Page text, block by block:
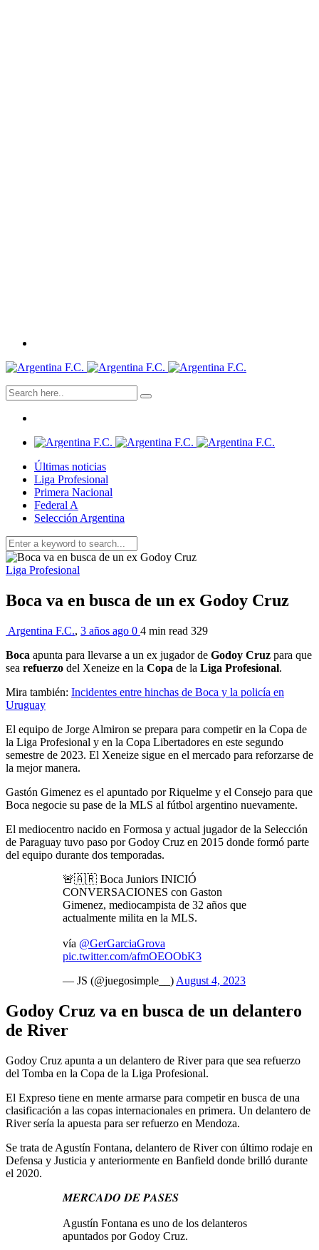
Últimas noticias
Liga Profesional
Primera Nacional
Federal A
Selección Argentina
Liga Profesional
Boca va en busca de un ex Godoy Cruz
Argentina F.C., 3 años ago 0 4 min read 329
Boca apunta para llevarse a un ex jugador de Godoy Cruz para que
sea refuerzo del Xeneize en la Copa de la Liga Profesional.
Mira también: Incidentes entre hinchas de Boca y la policía en
Uruguay
El equipo de Jorge Almiron se prepara para competir en la Copa de
la Liga Profesional y en la Copa Libertadores en este segundo
semestre de 2023. El Xeneize sigue en el mercado para reforzarse de
la mejor manera.
Gastón Gimenez es el apuntado por Riquelme y el Consejo para que
Boca negocie su pase de la MLS al fútbol argentino nuevamente.
El mediocentro nacido en Formosa y actual jugador de la Selección
de Paraguay tuvo paso por Godoy Cruz en 2015 donde formó parte
del equipo durante dos temporadas.
🚨🇦🇷 Boca Juniors INICIÓ
CONVERSACIONES con Gaston
Gimenez, mediocampista de 32 años que
actualmente milita en la MLS.
vía @GerGarciaGrova
pic.twitter.com/afmOEOObK3
— JS (@juegosimple__) August 4, 2023
Godoy Cruz va en busca de un delantero
de River
Godoy Cruz apunta a un delantero de River para que sea refuerzo
del Tomba en la Copa de la Liga Profesional.
El Expreso tiene en mente armarse para competir en busca de una
clasificación a las copas internacionales en primera. Un delantero de
River sería la apuesta para ser refuerzo en Mendoza.
Se trata de Agustín Fontana, delantero de River con último rodaje en
Defensa y Justicia y anteriormente en Banfield donde brilló durante
el 2020.
𝑴𝑬𝑹𝑪𝑨𝑫𝑶 𝑫𝑬 𝑷𝑨𝑺𝑬𝑺
Agustín Fontana es uno de los delanteros
apuntados por Godoy Cruz.